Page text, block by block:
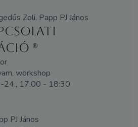
Zoli, Papp PJ János
(R)
workshop
17:00 - 18:30
PJ János